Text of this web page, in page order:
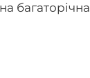
багаторічна